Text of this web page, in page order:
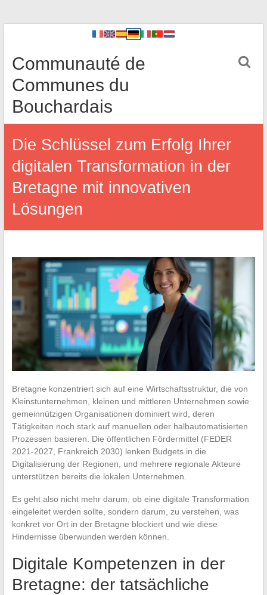
Communauté de
Communes du
Bouchardais
Die Schlüssel zum Erfolg Ihrer
digitalen Transformation in der
Bretagne mit innovativen
Lösungen
Bretagne konzentriert sich auf eine Wirtschaftsstruktur, die von
Kleinstunternehmen, kleinen und mittleren Unternehmen sowie
gemeinnützigen Organisationen dominiert wird, deren
Tätigkeiten noch stark auf manuellen oder halbautomatisierten
Prozessen basieren. Die öffentlichen Fördermittel (FEDER
2021-2027, Frankreich 2030) lenken Budgets in die
Digitalisierung der Regionen, und mehrere regionale Akteure
unterstützen bereits die lokalen Unternehmen.
Es geht also nicht mehr darum, ob eine digitale Transformation
eingeleitet werden sollte, sondern darum, zu verstehen, was
konkret vor Ort in der Bretagne blockiert und wie diese
Hindernisse überwunden werden können.
Digitale Kompetenzen in der
Bretagne: der tatsächliche